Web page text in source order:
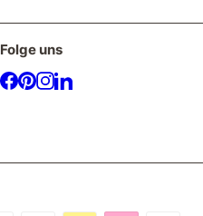
Folge uns
Facebook
Pinterest
Instagram
LinkedIn